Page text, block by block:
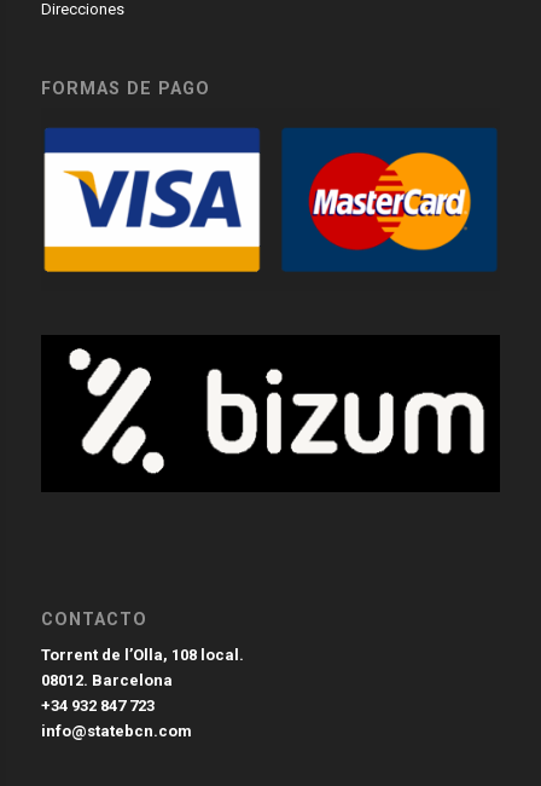
Direcciones
FORMAS DE PAGO
CONTACTO
Torrent de l’Olla, 108 local.
08012. Barcelona
+34 932 847 723
info@statebcn.com